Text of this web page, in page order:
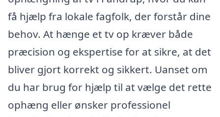
få hjælp fra lokale fagfolk, der forstår dine
behov. At hænge et tv op kræver både
præcision og ekspertise for at sikre, at det
bliver gjort korrekt og sikkert. Uanset om
du har brug for hjælp til at vælge det rette
ophæng eller ønsker professionel